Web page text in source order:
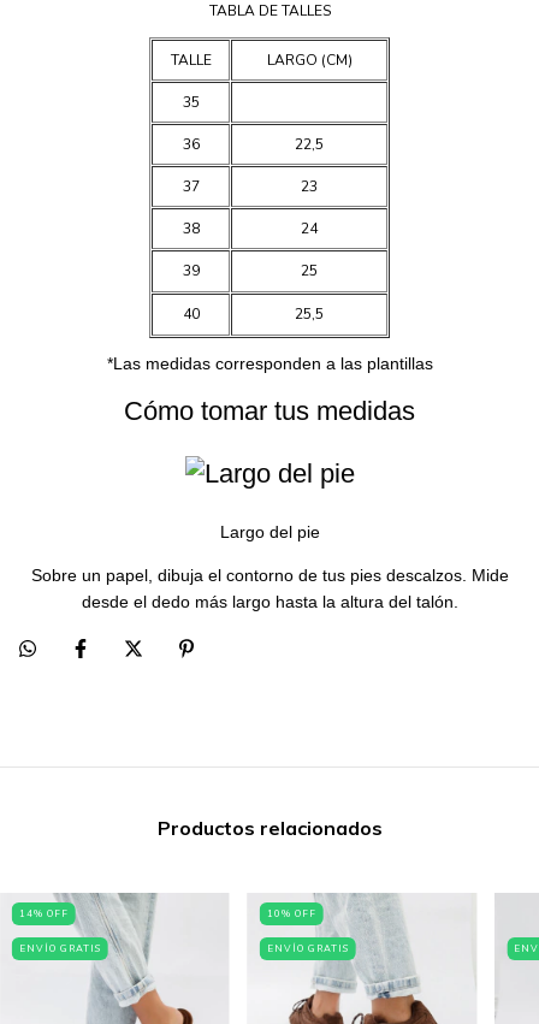
TABLA DE TALLES
TALLE LARGO (CM)
35
36 22,5
37 23
38 24
39 25
40 25,5
*Las medidas corresponden a las plantillas
Cómo tomar tus medidas
Largo del pie
Sobre un papel, dibuja el contorno de tus pies descalzos. Mide
desde el dedo más largo hasta la altura del talón.
Productos relacionados
14% OFF
ENVÍO GRATIS
10% OFF
ENVÍO GRATIS